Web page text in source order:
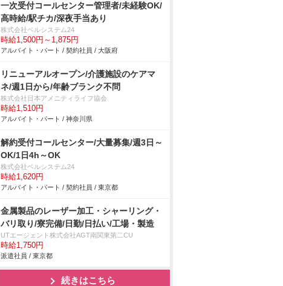
一次受付コールセンター管理者/未経験OK/
高時給/駅チカ/深夜手当あり
株式会社ベルシステム24
時給1,500円～1,875円
アルバイト・パート / 契約社員 / 大阪府
リニューアルオープン/介護施設のケアマ
ネ/週1日から/年齢ブランク不問
株式会社日本アメニティライフ協会
時給1,510円
アルバイト・パート / 神奈川県
解約受付コールセンター/大量募集/週3日～
OK/1日4h～OK
株式会社ベルシステム24
時給1,620円
アルバイト・パート / 契約社員 / 東京都
金属製品のレーザー加工・シャーリング・
バリ取り/寮完備/日勤/日払い/工場・製造
UTエージェント株式会社AGT南関東第二CU
時給1,750円
派遣社員 / 東京都
続きはこちら